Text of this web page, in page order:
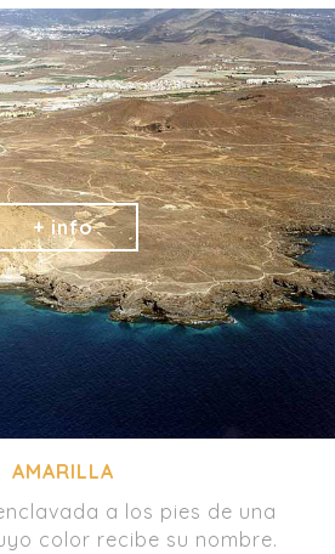
AMARILLA
a los pies de una
color recibe su nombre.